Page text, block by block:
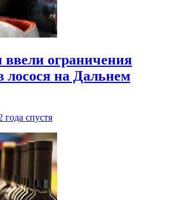
ввели ограничения
лосося на Дальнем
года спустя